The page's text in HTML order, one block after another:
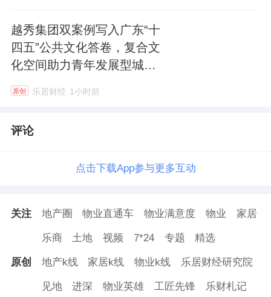
越秀集团双案例写入广东“十
四五”公共文化答卷，复合文
化空间助力青年发展型城市
建设
原创 乐居财经 1小时前
评论
点击下载App参与更多互动
关注 地产圈 物业直通车 物业满意度 物业 家居
乐商 土地 视频 7*24 专题 精选
原创 地产k线 家居k线 物业k线 乐居财经研究院
见地 进深 物业英雄 工匠先锋 乐财札记